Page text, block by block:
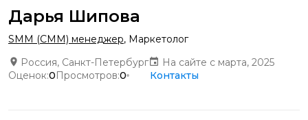
Дарья Шипова
SMM (СММ) менеджер, Маркетолог
Россия, Санкт-Петербург
На сайте с марта, 2025
Оценок:0Просмотров:0 Контакты